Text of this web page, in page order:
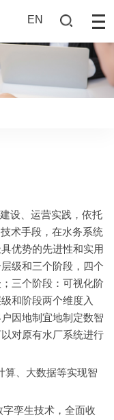
EN
设、运营实践，依托
术手段，在水务系统
优势的先进性和实用
级和三个阶段，四个
三个阶段：可视化阶
和阶段两个维度入
因地制宜地制定数智
对原有水厂系统进行
、大数据等实现智
孪生技术，全面收